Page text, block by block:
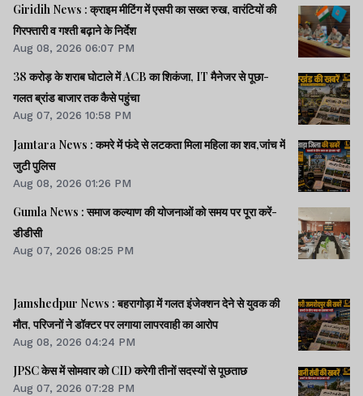
Giridih News : क्राइम मीटिंग में एसपी का सख्त रुख, वारंटियों की
गिरफ्तारी व गश्ती बढ़ाने के निर्देश
Aug 08, 2026 06:07 PM
38 करोड़ के शराब घोटाले में ACB का शिकंजा, IT मैनेजर से पूछा-
गलत ब्रांड बाजार तक कैसे पहुंचा
Aug 07, 2026 10:58 PM
Jamtara News : कमरे में फंदे से लटकता मिला महिला का शव,जांच में
जुटी पुलिस
Aug 08, 2026 01:26 PM
Gumla News : समाज कल्याण की योजनाओं को समय पर पूरा करें-
डीडीसी
Aug 07, 2026 08:25 PM
Jamshedpur News : बहरागोड़ा में गलत इंजेक्शन देने से युवक की
मौत, परिजनों ने डॉक्टर पर लगाया लापरवाही का आरोप
Aug 08, 2026 04:24 PM
JPSC केस में सोमवार को CID करेगी तीनों सदस्यों से पूछताछ
Aug 07, 2026 07:28 PM